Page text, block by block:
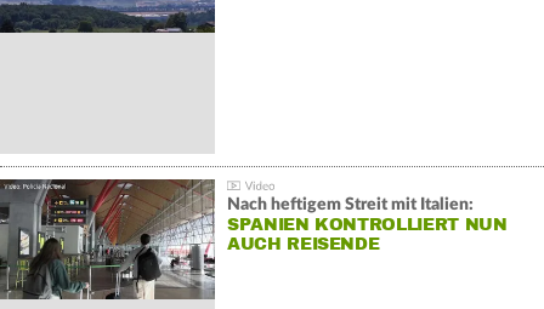
Nach heftigem Streit mit Italien:
SPANIEN KONTROLLIERT NUN
AUCH REISENDE